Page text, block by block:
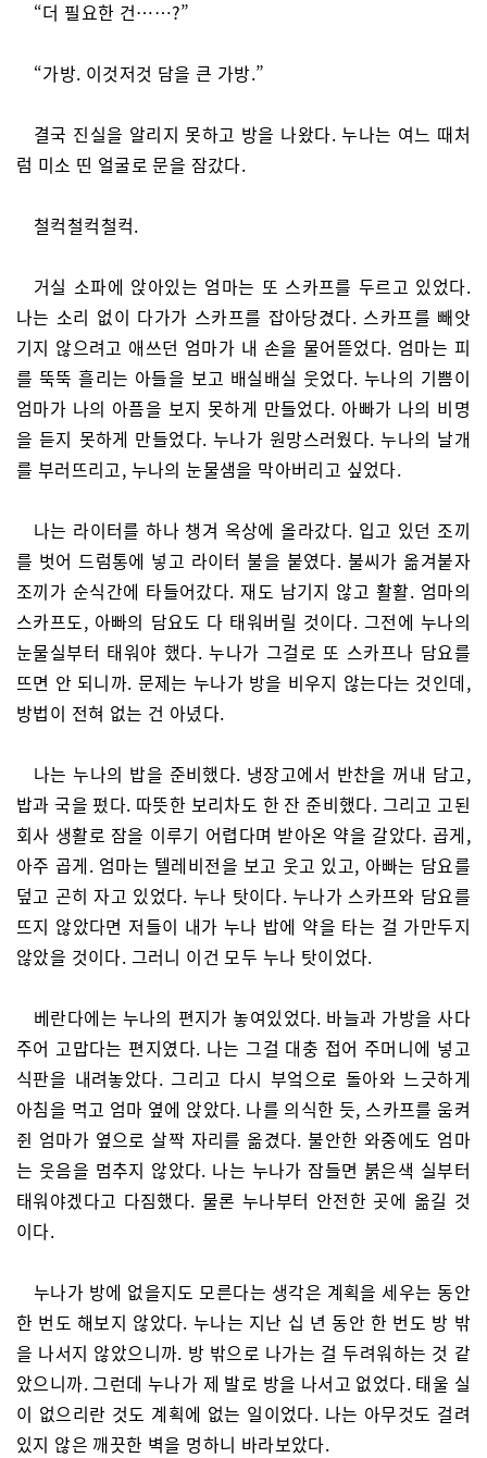
“더 필요한 건……?”
“가방. 이것저것 담을 큰 가방.”
결국 진실을 알리지 못하고 방을 나왔다. 누나는 여느 때처
럼 미소 띤 얼굴로 문을 잠갔다.
철컥철컥철컥.
거실 소파에 앉아있는 엄마는 또 스카프를 두르고 있었다.
나는 소리 없이 다가가 스카프를 잡아당겼다. 스카프를 빼앗
기지 않으려고 애쓰던 엄마가 내 손을 물어뜯었다. 엄마는 피
를 뚝뚝 흘리는 아들을 보고 배실배실 웃었다. 누나의 기쁨이
엄마가 나의 아픔을 보지 못하게 만들었다. 아빠가 나의 비명
을 듣지 못하게 만들었다. 누나가 원망스러웠다. 누나의 날개
를 부러뜨리고, 누나의 눈물샘을 막아버리고 싶었다.
나는 라이터를 하나 챙겨 옥상에 올라갔다. 입고 있던 조끼
를 벗어 드럼통에 넣고 라이터 불을 붙였다. 불씨가 옮겨붙자
조끼가 순식간에 타들어갔다. 재도 남기지 않고 활활. 엄마의
스카프도, 아빠의 담요도 다 태워버릴 것이다. 그전에 누나의
눈물실부터 태워야 했다. 누나가 그걸로 또 스카프나 담요를
뜨면 안 되니까. 문제는 누나가 방을 비우지 않는다는 것인데,
방법이 전혀 없는 건 아녔다.
나는 누나의 밥을 준비했다. 냉장고에서 반찬을 꺼내 담고,
밥과 국을 펐다. 따뜻한 보리차도 한 잔 준비했다. 그리고 고된
회사 생활로 잠을 이루기 어렵다며 받아온 약을 갈았다. 곱게,
아주 곱게. 엄마는 텔레비전을 보고 웃고 있고, 아빠는 담요를
덮고 곤히 자고 있었다. 누나 탓이다. 누나가 스카프와 담요를
뜨지 않았다면 저들이 내가 누나 밥에 약을 타는 걸 가만두지
않았을 것이다. 그러니 이건 모두 누나 탓이었다.
베란다에는 누나의 편지가 놓여있었다. 바늘과 가방을 사다
주어 고맙다는 편지였다. 나는 그걸 대충 접어 주머니에 넣고
식판을 내려놓았다. 그리고 다시 부엌으로 돌아와 느긋하게
아침을 먹고 엄마 옆에 앉았다. 나를 의식한 듯, 스카프를 움켜
쥔 엄마가 옆으로 살짝 자리를 옮겼다. 불안한 와중에도 엄마
는 웃음을 멈추지 않았다. 나는 누나가 잠들면 붉은색 실부터
태워야겠다고 다짐했다. 물론 누나부터 안전한 곳에 옮길 것
이다.
누나가 방에 없을지도 모른다는 생각은 계획을 세우는 동안
한 번도 해보지 않았다. 누나는 지난 십 년 동안 한 번도 방 밖
을 나서지 않았으니까. 방 밖으로 나가는 걸 두려워하는 것 같
았으니까. 그런데 누나가 제 발로 방을 나서고 없었다. 태울 실
이 없으리란 것도 계획에 없는 일이었다. 나는 아무것도 걸려
있지 않은 깨끗한 벽을 멍하니 바라보았다.